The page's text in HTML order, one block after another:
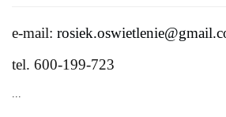
e-mail:
tel. 600-199-723